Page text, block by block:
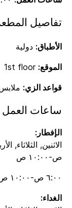
تفاصيل
الأطباق: دولية
الموقع: 1st floor
قواعد الزي:
ساعات العمل
الإفطار:
ص-١٠:٠٠ ص
٦:٠٠ ص-١٠:٠٠ ص
الغداء: